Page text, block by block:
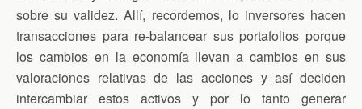
sobre su validez. Allí, recordemos, lo inversores hacen
transacciones para re-balancear sus portafolios porque
los cambios en la economía llevan a cambios en sus
valoraciones relativas de las acciones y así deciden
intercambiar estos activos y por lo tanto generar